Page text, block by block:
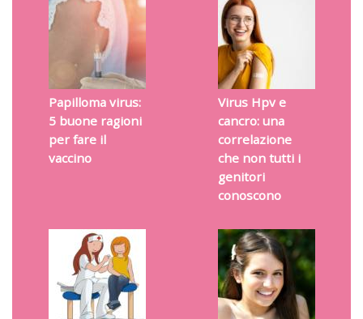
Papilloma virus:
5 buone ragioni
per fare il
vaccino
Virus Hpv e
cancro: una
correlazione
che non tutti i
genitori
conoscono